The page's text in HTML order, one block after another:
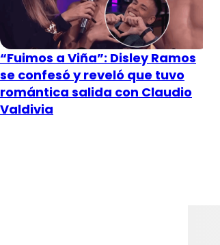
“Fuimos a Viña”: Disley Ramos
se confesó y reveló que tuvo
romántica salida con Claudio
Valdivia